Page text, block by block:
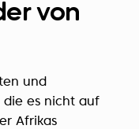
von
und
die es nicht auf
Afrikas